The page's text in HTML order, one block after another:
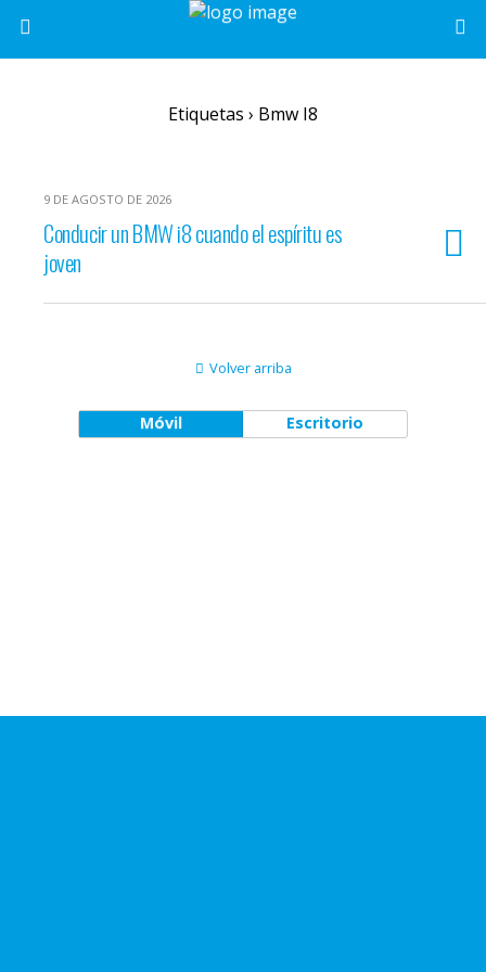
Etiquetas › Bmw I8
9 DE AGOSTO DE 2026
Conducir un BMW i8 cuando el espíritu es
joven
Volver arriba
Móvil Escritorio